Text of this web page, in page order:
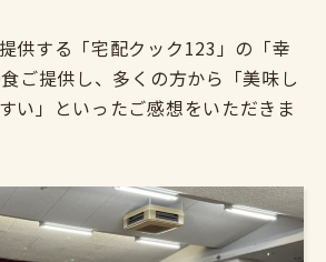
供する「宅配クック123」の「幸
ご提供し、多くの方から「美味し
い」といったご感想をいただきま